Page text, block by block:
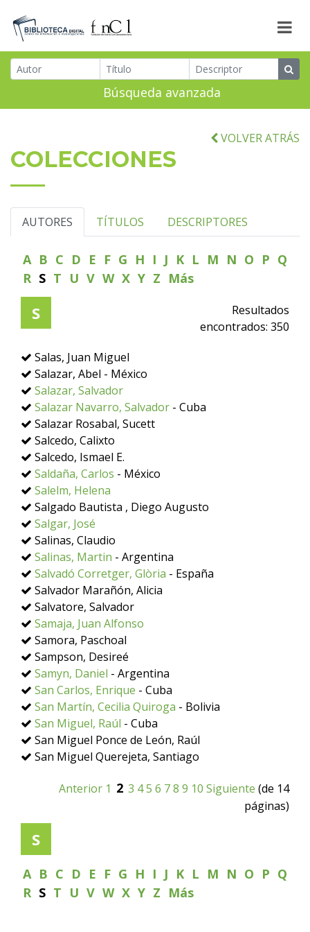
Búsqueda avanzada
VOLVER ATRÁS
COLECCIONES
AUTORES TÍTULOS DESCRIPTORES
A B C D E F G H I J K L M N O P Q
R S T U V W X Y Z Más
S
Resultados
encontrados: 350
Salas, Juan Miguel
Salazar, Abel - México
Salazar, Salvador
Salazar Navarro, Salvador - Cuba
Salazar Rosabal, Sucett
Salcedo, Calixto
Salcedo, Ismael E.
Saldaña, Carlos - México
Salelm, Helena
Salgado Bautista , Diego Augusto
Salgar, José
Salinas, Claudio
Salinas, Martin - Argentina
Salvadó Corretger, Glòria - España
Salvador Marañón, Alicia
Salvatore, Salvador
Samaja, Juan Alfonso
Samora, Paschoal
Sampson, Desireé
Samyn, Daniel - Argentina
San Carlos, Enrique - Cuba
San Martín, Cecilia Quiroga - Bolivia
San Miguel, Raúl - Cuba
San Miguel Ponce de León, Raúl
San Miguel Querejeta, Santiago
Anterior 1 2 3 45 6 78 9 10 Siguiente (de 14
páginas)
S
A B C D E F G H I J K L M N O P Q
R S T U V W X Y Z Más